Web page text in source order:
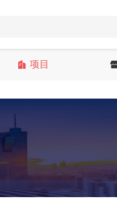
项目